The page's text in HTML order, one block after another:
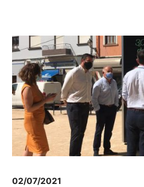
02/07/2021